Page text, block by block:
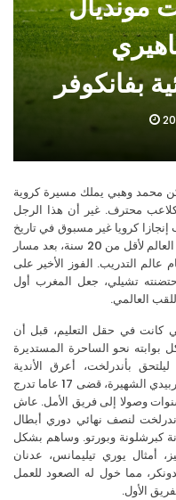
بفانكوفر
وهبي يملك مسيرة كروية
محترف. غير أن هذا الرجل
كرويا غير مسبوق في تاريخ
الفئات السنية. لقد قاد الأشبال للتتويج بكأس العالم لأقل من 20 سنة، بعد مسار
التدريب. الفوز الأخير على
تشيلي، جعل المغرب أول
في حقل التعليم، قبل أن
نحو الساحرة المستديرة
بأندرلخت، أعرق الأندية
البلجيكية، سنة 2003. هناك داخل أكاديمية نيربيدي الشهيرة، قضى 17 عاما تدرج
الفئات السنية من 9 سنوات وصولا إلى فريق الأمل. عاش
لنصف نهائي دوري أبطال
وازنة كبرشلونة وبورتو. وساهم بشكل
يوري تيليمانس، عدنان
مما خول له الصعود للعمل